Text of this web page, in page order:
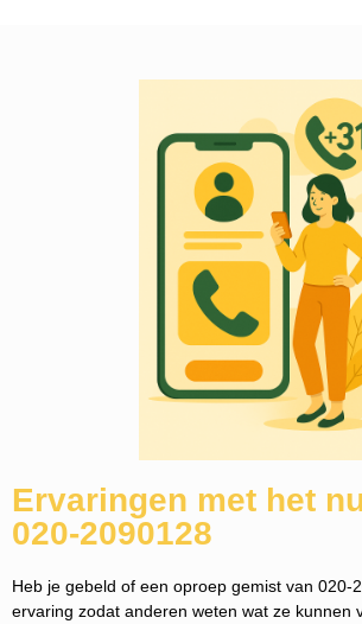
Ervaringen met het
020-2090128
Heb je gebeld of een oproep gemist van 020-
ervaring zodat anderen weten wat ze kunnen